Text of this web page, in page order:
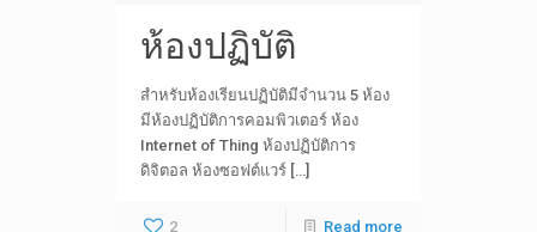
ห้องปฏิบัติ
สำหรับห้องเรียนปฏิบัติมีจำนวน 5 ห้อง
มีห้องปฏิบัติการคอมพิวเตอร์ ห้อง
Internet of Thing ห้องปฏิบัติการ
ดิจิตอล ห้องซอฟต์แวร์ […]
2 Read more